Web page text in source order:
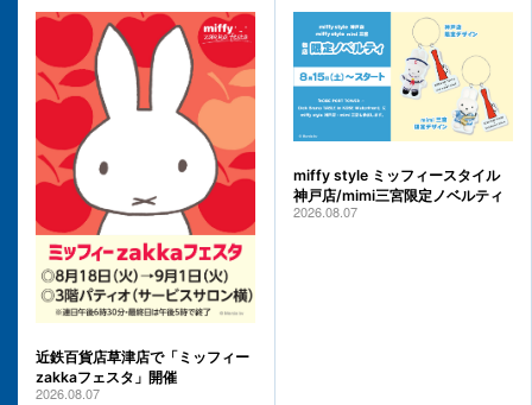
近鉄百貨店草津店で「ミッフィー
zakkaフェスタ」開催
2026.08.07
miffy style ミッフィースタイル
神戸店/mimi三宮限定ノベルティ
2026.08.07